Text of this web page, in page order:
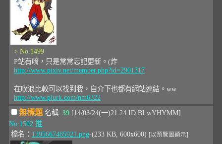
> No.1499
P站有唷，只是常常忘記更新。(炸
http://www.pixiv.net/member.php?id=2901317
在噗浪比較可以找到我，自介下也都有網站連結。ww
http://www.plurk.com/nm6322
無標題名稱: 39 [14/03/24(一)21:24 ID:BLwYHYMM]
No.1502 推
檔名： 1395667485921.png-(233 KB, 600x600) [以預覽圖顯示]